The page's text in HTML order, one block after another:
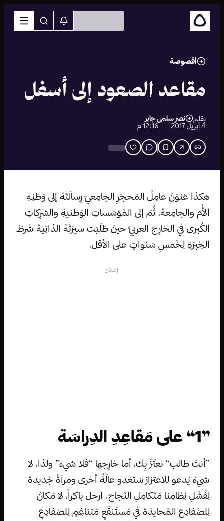
أقصوصة
مقاعد الصعود إلى أسفل
بقلم
نصر سلمى جابر
4 أبريل 2017 — 12:16 م
هكذا عَنوَنَ عامِلُ المَحجَرِ الجامِعيّ رِسالَتَهُ إلى وَطَنِهِ
الأُم والجامِعة، ثُمَ إلى المُؤسَساتِ الوَطنيةِ والشرِكاتِ
الكُبرى في الخارِج العربيِّ حينَ طَلَبَت سيرَتَهُ الذاتِية شَرطَ
الخِبرَةِ لِخَمسِ سَنواتٍ على الأقل.
إعلان
”1“ على مَقاعِدِ الدِراسَة
”أنتَ طالب“ نعتَزُ بِك، أما خارِجها “فلا شيء” ولذا، لا
شيءَ يَدعو للاعتزاز سَتغدو عالَةً أخرى ومرآةً جَديدة
لِفَشَلِ نِظامِنا مُتَكامِلِ النَجاح. ارحل باكِراً، لا مَكانَ
لِلضَفادِع المُحايدَة في مُستَنقَعٍ مُتناغِمٍ لِلضفادِعِ